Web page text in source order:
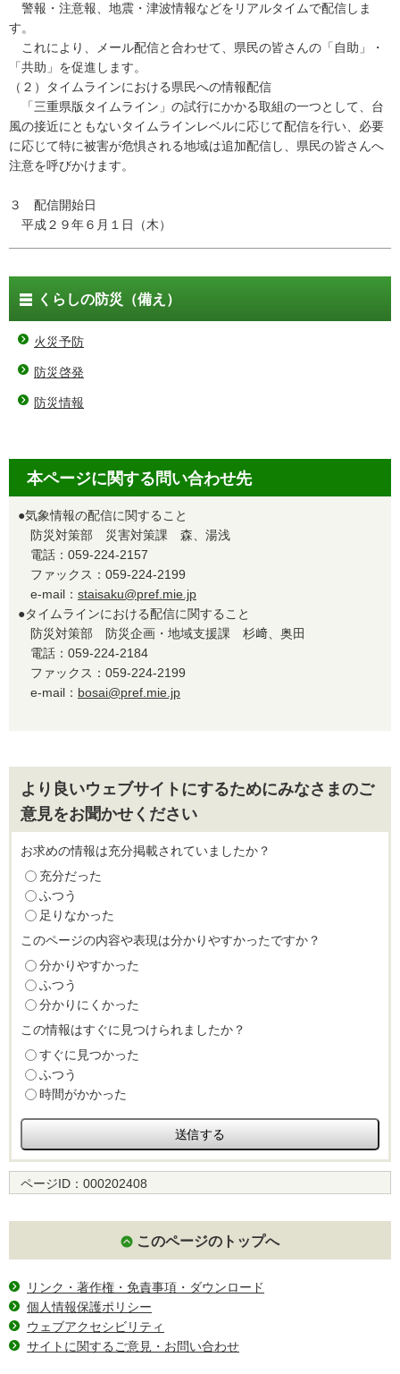
警報・注意報、地震・津波情報などをリアルタイムで配信しま
す。
これにより、メール配信と合わせて、県民の皆さんの「自助」・
「共助」を促進します。
（２）タイムラインにおける県民への情報配信
「三重県版タイムライン」の試行にかかる取組の一つとして、台
風の接近にともないタイムラインレベルに応じて配信を行い、必要
に応じて特に被害が危惧される地域は追加配信し、県民の皆さんへ
注意を呼びかけます。
３ 配信開始日
平成２９年６月１日（木）
くらしの防災（備え）
火災予防
防災啓発
防災情報
本ページに関する問い合わせ先
●気象情報の配信に関すること
防災対策部 災害対策課 森、湯浅
電話：059-224-2157
ファックス：059-224-2199
e-mail： staisaku@pref.mie.jp
●タイムラインにおける配信に関すること
防災対策部 防災企画・地域支援課 杉﨑、奥田
電話：059-224-2184
ファックス：059-224-2199
e-mail： bosai@pref.mie.jp
より良いウェブサイトにするためにみなさまのご
意見をお聞かせください
お求めの情報は充分掲載されていましたか？
充分だった
ふつう
足りなかった
このページの内容や表現は分かりやすかったですか？
分かりやすかった
ふつう
分かりにくかった
この情報はすぐに見つけられましたか？
すぐに見つかった
ふつう
時間がかかった
ページID： 000202408
このページのトップへ
リンク・著作権・免責事項・ダウンロード
個人情報保護ポリシー
ウェブアクセシビリティ
サイトに関するご意見・お問い合わせ